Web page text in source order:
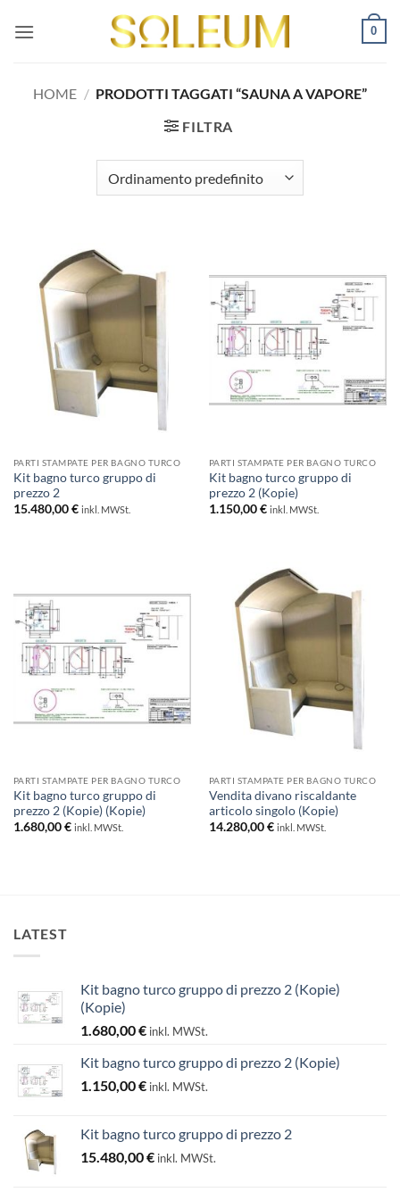
0
HOME / PRODOTTI TAGGATI “SAUNA A VAPORE”
FILTRA
PARTI STAMPATE PER BAGNO TURCO
Kit bagno turco gruppo di
prezzo 2
15.480,00€ inkl. MWSt.
PARTI STAMPATE PER BAGNO TURCO
Kit bagno turco gruppo di
prezzo 2 (Kopie)
1.150,00€ inkl. MWSt.
PARTI STAMPATE PER BAGNO TURCO
Kit bagno turco gruppo di
prezzo 2 (Kopie) (Kopie)
1.680,00€ inkl. MWSt.
PARTI STAMPATE PER BAGNO TURCO
Vendita divano riscaldante
articolo singolo (Kopie)
14.280,00€ inkl. MWSt.
LATEST
Kit bagno turco gruppo di prezzo 2 (Kopie)
(Kopie)
1.680,00€ inkl. MWSt.
Kit bagno turco gruppo di prezzo 2 (Kopie)
1.150,00€ inkl. MWSt.
Kit bagno turco gruppo di prezzo 2
15.480,00€ inkl. MWSt.